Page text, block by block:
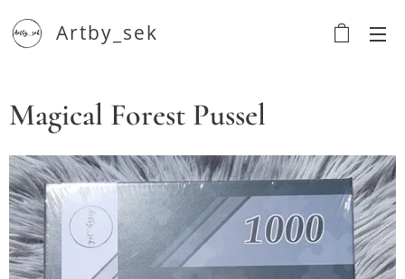
Artby_sek
Magical Forest Pussel